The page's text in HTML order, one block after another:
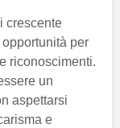
crescente
per
riconoscimenti.
un
aspettarsi
e